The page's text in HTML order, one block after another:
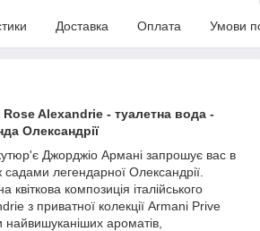
Доставка Оплата Умови
Rose Alexandrie - туалетна вода -
Олександрії
Джорджіо Армані запрошує вас в
легендарної Олександрії.
композиція італійського
з приватної колекції Armani Prive
найвишуканіших ароматів,